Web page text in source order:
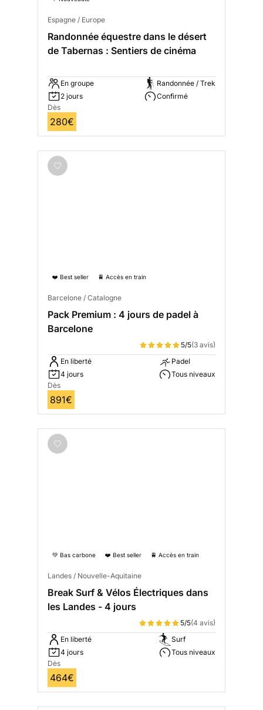
Espagne / Europe
Randonnée équestre dans le désert
de Tabernas : Sentiers de cinéma
En groupe
2 jours
Randonnée / Trek
Confirmé
Dès
280€
❤️ Best seller 🚆 Accès en train
Barcelone / Catalogne
Pack Premium : 4 jours de padel à
Barcelone
5/5(3 avis)
En liberté
4 jours
Padel
Tous niveaux
Dès
891€
💚 Bas carbone ❤️ Best seller 🚆 Accès en train
Landes / Nouvelle-Aquitaine
Break Surf & Vélos Électriques dans
les Landes - 4 jours
5/5(4 avis)
En liberté
4 jours
Surf
Tous niveaux
Dès
464€